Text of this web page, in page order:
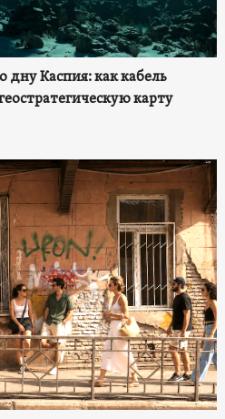
Каспия: как кабель
карту